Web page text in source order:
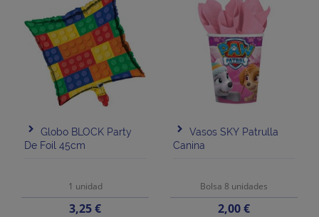
Globo BLOCK Party
De Foil 45cm
1 unidad
Precio
3,25 €
Vasos SKY Patrulla
Canina
Bolsa 8 unidades
Precio
2,00 €